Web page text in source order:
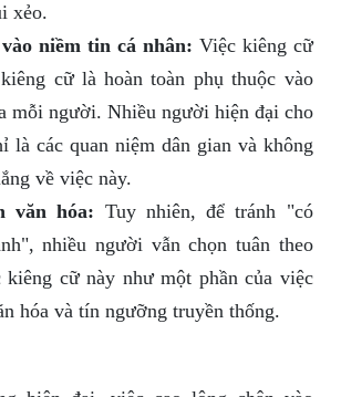
xẻo.
niềm tin cá nhân: Việc kiêng cữ
cữ là hoàn toàn phụ thuộc vào
mỗi người. Nhiều người hiện đại cho
là các quan niệm dân gian và không
về việc này.
văn hóa: Tuy nhiên, để tránh "có
nhiều người vẫn chọn tuân theo
kiêng cữ này như một phần của việc
hóa và tín ngưỡng truyền thống.